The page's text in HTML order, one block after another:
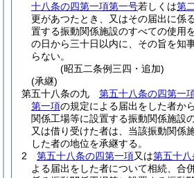
十八条の四第一項第一号若しくは第
更があつたとき、又はその届出に係
置する振動関係施設のすべての使用
の日から三十日以内に、その旨を知
らない。
(昭五二条例三四・追加)
(承継)
第五十八条の九
第五十八条の四第一
第一項の規定による届出をした者か
関係工場等に設置する振動関係施設
又は借り受けた者は、当該振動関係
した者の地位を承継する。
2
第五十八条の四第一項又は第五十
よる届出をした者について相続、合